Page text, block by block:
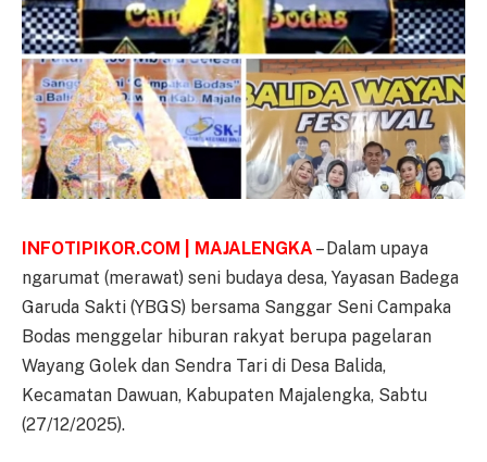
INFOTIPIKOR.COM | MAJALENGKA – Dalam upaya
ngarumat (merawat) seni budaya desa, Yayasan Badega
Garuda Sakti (YBGS) bersama Sanggar Seni Campaka
Bodas menggelar hiburan rakyat berupa pagelaran
Wayang Golek dan Sendra Tari di Desa Balida,
Kecamatan Dawuan, Kabupaten Majalengka, Sabtu
(27/12/2025).